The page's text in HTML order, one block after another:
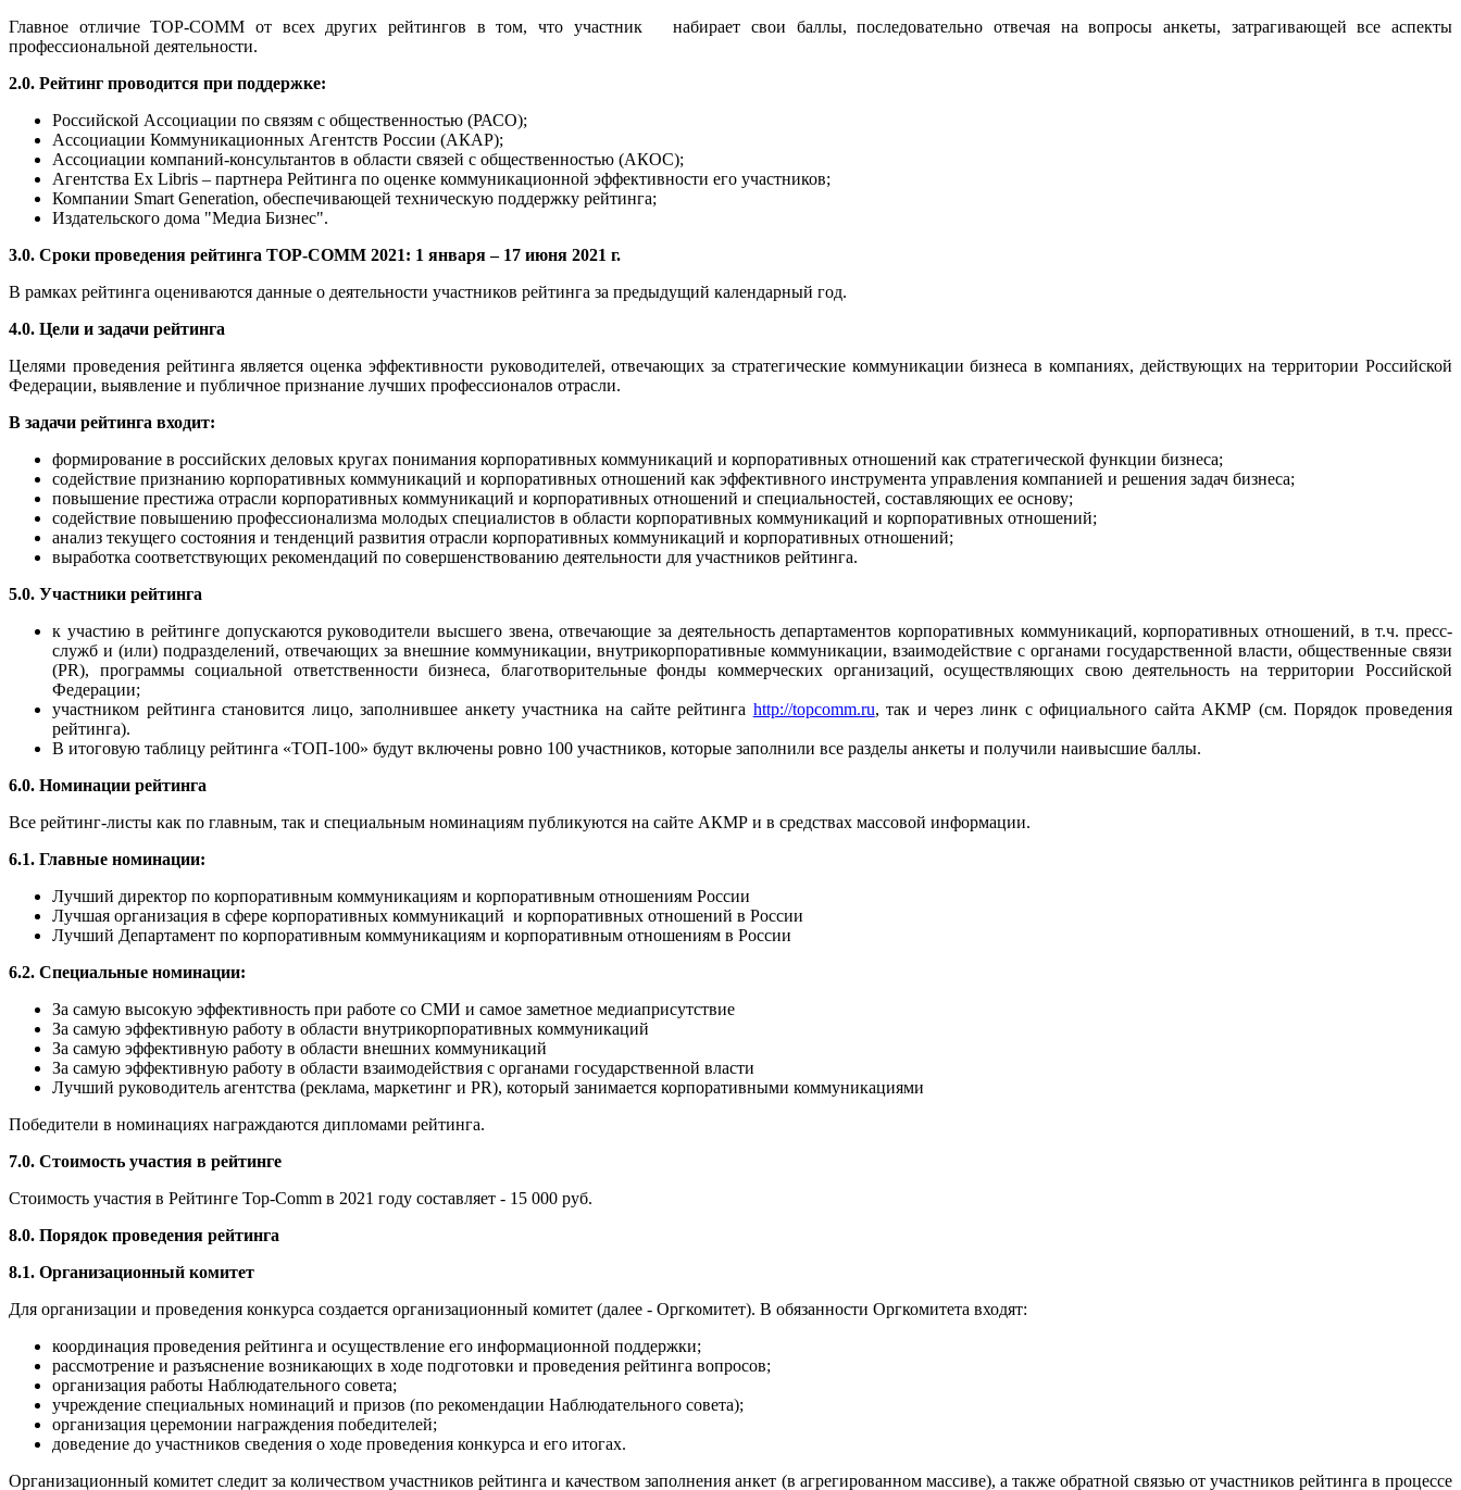
Главное отличие TOP-COMM от всех других рейтингов в том, что участник набирает свои баллы, последовательно отвечая на вопросы анкеты, затрагивающей все аспекты
профессиональной деятельности.
2.0. Рейтинг проводится при поддержке:
Российской Ассоциации по связям с общественностью (РАСО);
Ассоциации Коммуникационных Агентств России (АКАР);
Ассоциации компаний-консультантов в области связей с общественностью (АКОС);
Агентства Ex Libris – партнера Рейтинга по оценке коммуникационной эффективности его участников;
Компании Smart Generation, обеспечивающей техническую поддержку рейтинга;
Издательского дома "Медиа Бизнес".
3.0. Сроки проведения рейтинга TOP-COMM 2021: 1 января – 17 июня 2021 г.
В рамках рейтинга оцениваются данные о деятельности участников рейтинга за предыдущий календарный год.
4.0. Цели и задачи рейтинга
Целями проведения рейтинга является оценка эффективности руководителей, отвечающих за стратегические коммуникации бизнеса в компаниях, действующих на территории Российской
Федерации, выявление и публичное признание лучших профессионалов отрасли.
В задачи рейтинга входит:
формирование в российских деловых кругах понимания корпоративных коммуникаций и корпоративных отношений как стратегической функции бизнеса;
содействие признанию корпоративных коммуникаций и корпоративных отношений как эффективного инструмента управления компанией и решения задач бизнеса;
повышение престижа отрасли корпоративных коммуникаций и корпоративных отношений и специальностей, составляющих ее основу;
содействие повышению профессионализма молодых специалистов в области корпоративных коммуникаций и корпоративных отношений;
анализ текущего состояния и тенденций развития отрасли корпоративных коммуникаций и корпоративных отношений;
выработка соответствующих рекомендаций по совершенствованию деятельности для участников рейтинга.
5.0. Участники рейтинга
к участию в рейтинге допускаются руководители высшего звена, отвечающие за деятельность департаментов корпоративных коммуникаций, корпоративных отношений, в т.ч. пресс-
служб и (или) подразделений, отвечающих за внешние коммуникации, внутрикорпоративные коммуникации, взаимодействие с органами государственной власти, общественные связи
(PR), программы социальной ответственности бизнеса, благотворительные фонды коммерческих организаций, осуществляющих свою деятельность на территории Российской
Федерации;
участником рейтинга становится лицо, заполнившее анкету участника на сайте рейтинга http://topcomm.ru, так и через линк с официального сайта АКМР (см. Порядок проведения
рейтинга).
В итоговую таблицу рейтинга «ТОП-100» будут включены ровно 100 участников, которые заполнили все разделы анкеты и получили наивысшие баллы.
6.0. Номинации рейтинга
Все рейтинг-листы как по главным, так и специальным номинациям публикуются на сайте АКМР и в средствах массовой информации.
6.1. Главные номинации:
Лучший директор по корпоративным коммуникациям и корпоративным отношениям России
Лучшая организация в сфере корпоративных коммуникаций и корпоративных отношений в России
Лучший Департамент по корпоративным коммуникациям и корпоративным отношениям в России
6.2. Специальные номинации:
За самую высокую эффективность при работе со СМИ и самое заметное медиаприсутствие
За самую эффективную работу в области внутрикорпоративных коммуникаций
За самую эффективную работу в области внешних коммуникаций
За самую эффективную работу в области взаимодействия с органами государственной власти
Лучший руководитель агентства (реклама, маркетинг и PR), который занимается корпоративными коммуникациями
Победители в номинациях награждаются дипломами рейтинга.
7.0. Стоимость участия в рейтинге
Стоимость участия в Рейтинге Top-Comm в 2021 году составляет - 15 000 руб.
8.0. Порядок проведения рейтинга
8.1. Организационный комитет
Для организации и проведения конкурса создается организационный комитет (далее - Оргкомитет). В обязанности Оргкомитета входят:
координация проведения рейтинга и осуществление его информационной поддержки;
рассмотрение и разъяснение возникающих в ходе подготовки и проведения рейтинга вопросов;
организация работы Наблюдательного совета;
учреждение специальных номинаций и призов (по рекомендации Наблюдательного совета);
организация церемонии награждения победителей;
доведение до участников сведения о ходе проведения конкурса и его итогах.
Организационный комитет следит за количеством участников рейтинга и качеством заполнения анкет (в агрегированном массиве), а также обратной связью от участников рейтинга в процессе